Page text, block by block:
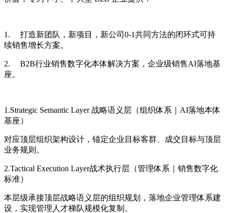
1. 打造新团队，新项目，新公司0-1共同方法的闭环式可持
续销售增长方案。
2. B2B行业销售数字化本体解决方案，企业级销售AI落地基
座。
1.Strategic Semantic Layer 战略语义层（组织体系｜AI落地本体
基座）
对应顶层组织架构设计，锚定企业目标客群、成交目标与顶层
业务规则。
2.Tactical Execution Layer战术执行层（管理体系｜销售数字化
标准）
本层级承接顶层战略语义层的组织规划，落地企业管理体系建
设，实现管理人才梯队规模化复制。